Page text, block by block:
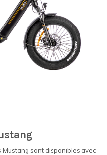
Mustang sont disponibles avec